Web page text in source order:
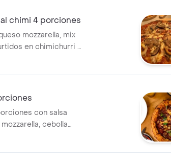
chimi 4 porciones
mozzarella, mix
en chimichurri y
con salsa
cebolla
parmesano y